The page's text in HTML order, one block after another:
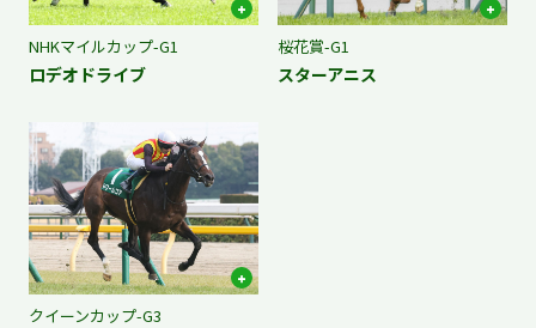
NHKマイルカップ-G1
ロデオドライブ
桜花賞-G1
スターアニス
クイーンカップ-G3